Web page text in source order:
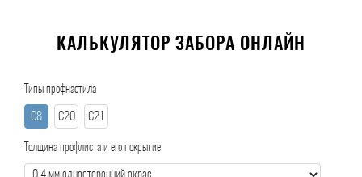
КАЛЬКУЛЯТОР ЗАБОРА ОНЛАЙН
Типы профнастила
С8 С20 С21
Толщина профлиста и его покрытие